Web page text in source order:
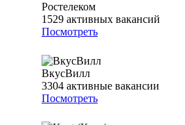
Ростелеком
1529 активных вакансий
Посмотреть
ВкусВилл
3304 активные вакансии
Посмотреть